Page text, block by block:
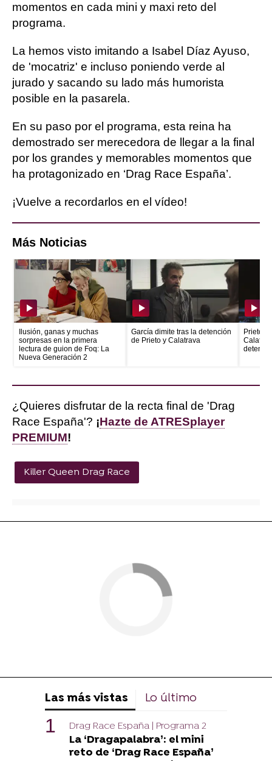
momentos en cada mini y maxi reto del
programa.
La hemos visto imitando a Isabel Díaz Ayuso,
de 'mocatriz' e incluso poniendo verde al
jurado y sacando su lado más humorista
posible en la pasarela.
En su paso por el programa, esta reina ha
demostrado ser merecedora de llegar a la final
por los grandes y memorables momentos que
ha protagonizado en ‘Drag Race España’.
¡Vuelve a recordarlos en el vídeo!
Más Noticias
Ilusión, ganas y muchas
sorpresas en la primera
lectura de guion de Foq: La
Nueva Generación 2
García dimite tras la detención
de Prieto y Calatrava
Prieto
¿Quieres disfrutar de la recta final de 'Drag
Race España'? ¡Hazte de ATRESplayer
PREMIUM!
Killer Queen Drag Race
Las más vistas Lo último
Drag Race España | Programa 2
La ‘Dragapalabra’: el mini
reto de ‘Drag Race España’